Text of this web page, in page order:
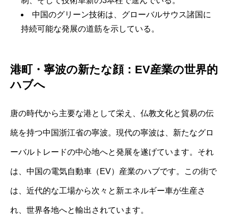
中国のグリーン技術は、グローバルサウス諸国に
持続可能な発展の道筋を示している。
港町・寧波の新たな顔：EV産業の世界的
ハブへ
唐の時代から主要な港として栄え、仏教文化と貿易の伝
統を持つ中国浙江省の寧波。現代の寧波は、新たなグロ
ーバルトレードの中心地へと発展を遂げています。それ
は、中国の電気自動車（EV）産業のハブです。この街で
は、近代的な工場から次々と新エネルギー車が生産さ
れ、世界各地へと輸出されています。